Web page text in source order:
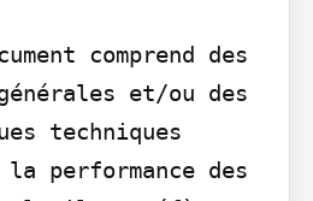
comprend des
et/ou des
techniques
performance des